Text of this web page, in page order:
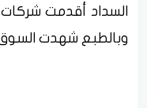
السداد أقدمت
وبالطبع شهدت السوق